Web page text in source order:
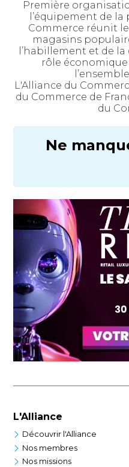
Première
l’équipement de la
Commerce réunit
magasins
l’habillement et de
rôle
L'Alliance du
du Commerce de
du
Ne
L'Alliance
Découvrir l'Alliance
Nos membres
Nos missions